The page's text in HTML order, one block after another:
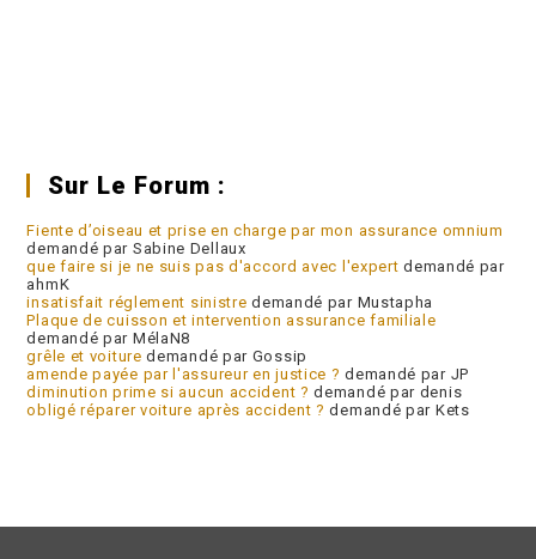
Sur Le Forum :
Fiente d’oiseau et prise en charge par mon assurance omnium
demandé par Sabine Dellaux
que faire si je ne suis pas d'accord avec l'expert demandé par
ahmK
insatisfait réglement sinistre demandé par Mustapha
Plaque de cuisson et intervention assurance familiale
demandé par MélaN8
grêle et voiture demandé par Gossip
amende payée par l'assureur en justice ? demandé par JP
diminution prime si aucun accident ? demandé par denis
obligé réparer voiture après accident ? demandé par Kets